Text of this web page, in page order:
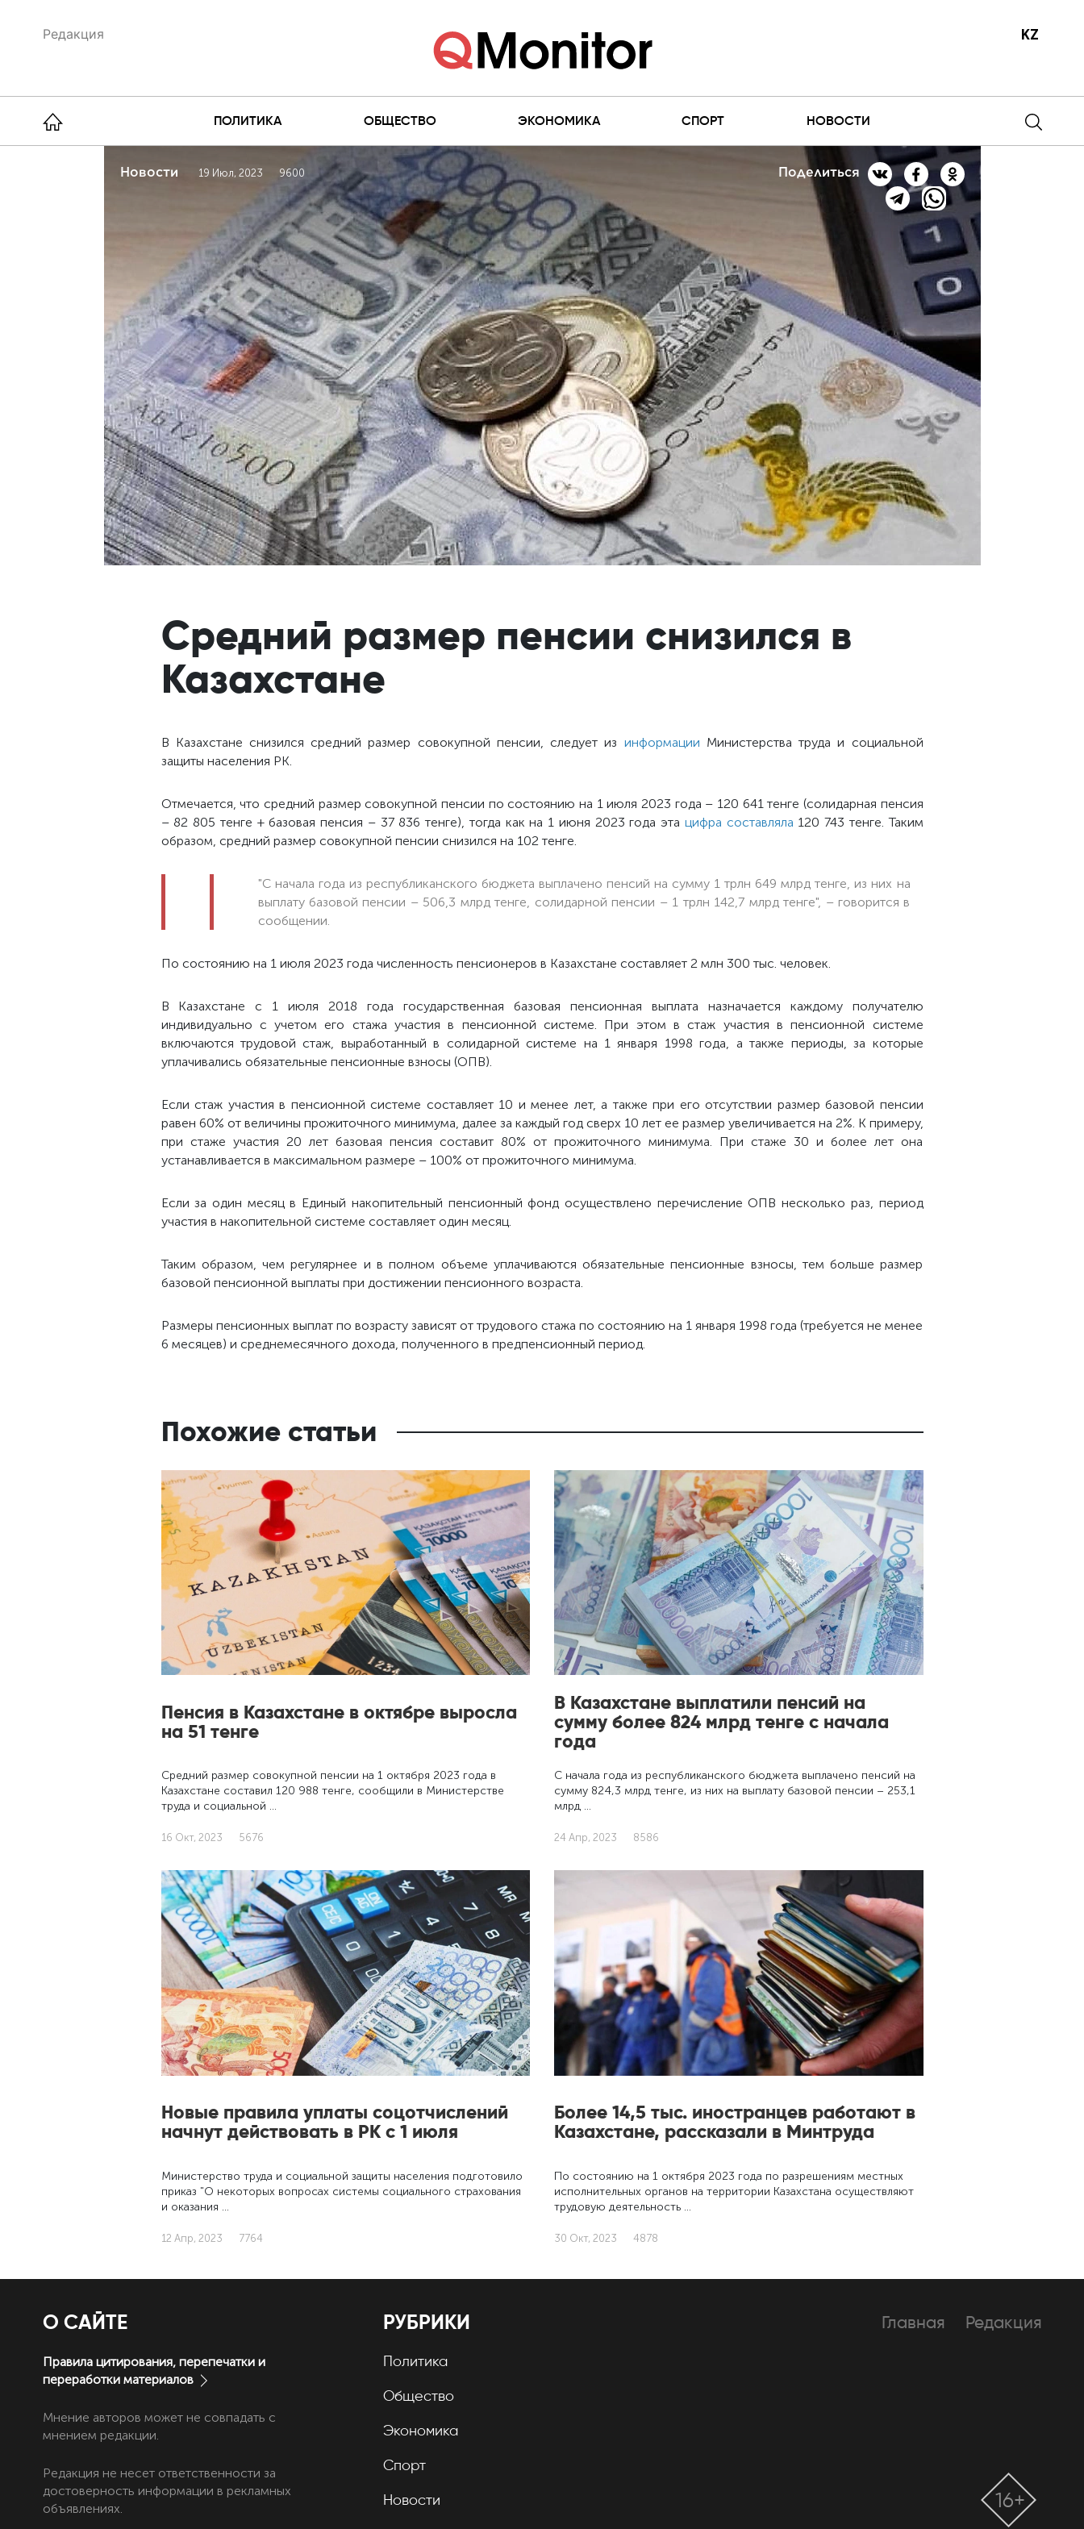
Редакция KZ
ПОЛИТИКА ОБЩЕСТВО ЭКОНОМИКА СПОРТ НОВОСТИ
Новости 19 Июл, 2023 9600 Поделиться
Средний размер пенсии снизился в
Казахстане
В Казахстане снизился средний размер совокупной пенсии, следует из информации Министерства труда и социальной
защиты населения РК.
Отмечается, что средний размер совокупной пенсии по состоянию на 1 июля 2023 года – 120 641 тенге (солидарная пенсия
– 82 805 тенге + базовая пенсия – 37 836 тенге), тогда как на 1 июня 2023 года эта цифра составляла 120 743 тенге. Таким
образом, средний размер совокупной пенсии снизился на 102 тенге.
"С начала года из республиканского бюджета выплачено пенсий на сумму 1 трлн 649 млрд тенге, из них на
выплату базовой пенсии – 506,3 млрд тенге, солидарной пенсии – 1 трлн 142,7 млрд тенге", – говорится в
сообщении.
По состоянию на 1 июля 2023 года численность пенсионеров в Казахстане составляет 2 млн 300 тыс. человек.
В Казахстане с 1 июля 2018 года государственная базовая пенсионная выплата назначается каждому получателю
индивидуально с учетом его стажа участия в пенсионной системе. При этом в стаж участия в пенсионной системе
включаются трудовой стаж, выработанный в солидарной системе на 1 января 1998 года, а также периоды, за которые
уплачивались обязательные пенсионные взносы (ОПВ).
Если стаж участия в пенсионной системе составляет 10 и менее лет, а также при его отсутствии размер базовой пенсии
равен 60% от величины прожиточного минимума, далее за каждый год сверх 10 лет ее размер увеличивается на 2%. К примеру,
при стаже участия 20 лет базовая пенсия составит 80% от прожиточного минимума. При стаже 30 и более лет она
устанавливается в максимальном размере – 100% от прожиточного минимума.
Если за один месяц в Единый накопительный пенсионный фонд осуществлено перечисление ОПВ несколько раз, период
участия в накопительной системе составляет один месяц.
Таким образом, чем регулярнее и в полном объеме уплачиваются обязательные пенсионные взносы, тем больше размер
базовой пенсионной выплаты при достижении пенсионного возраста.
Размеры пенсионных выплат по возрасту зависят от трудового стажа по состоянию на 1 января 1998 года (требуется не менее
6 месяцев) и среднемесячного дохода, полученного в предпенсионный период.
Похожие статьи
Пенсия в Казахстане в октябре выросла
на 51 тенге
Средний размер совокупной пенсии на 1 октября 2023 года в
Казахстане составил 120 988 тенге, сообщили в Министерстве
труда и социальной …
16 Окт, 2023 5676
В Казахстане выплатили пенсий на
сумму более 824 млрд тенге с начала
года
С начала года из республиканского бюджета выплачено пенсий на
сумму 824,3 млрд тенге, из них на выплату базовой пенсии – 253,1
млрд …
24 Апр, 2023 8586
Новые правила уплаты соцотчислений
начнут действовать в РК с 1 июля
Министерство труда и социальной защиты населения подготовило
приказ "О некоторых вопросах системы социального страхования
и оказания …
12 Апр, 2023 7764
Более 14,5 тыс. иностранцев работают в
Казахстане, рассказали в Минтруда
По состоянию на 1 октября 2023 года по разрешениям местных
исполнительных органов на территории Казахстана осуществляют
трудовую деятельность …
30 Окт, 2023 4878
О САЙТЕ
Правила цитирования, перепечатки и
переработки материалов
Мнение авторов может не совпадать с
мнением редакции.
Редакция не несет ответственности за
достоверность информации в рекламных
объявлениях.
РУБРИКИ
Политика
Общество
Экономика
Спорт
Новости
Главная Редакция
16+